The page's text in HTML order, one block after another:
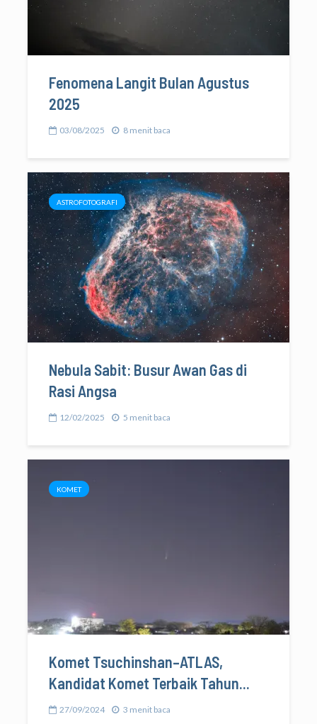
Fenomena Langit Bulan Agustus
2025
03/08/2025 8 menit baca
ASTROFOTOGRAFI
Nebula Sabit: Busur Awan Gas di
Rasi Angsa
12/02/2025 5 menit baca
KOMET
Komet Tsuchinshan–ATLAS,
Kandidat Komet Terbaik Tahun...
27/09/2024 3 menit baca